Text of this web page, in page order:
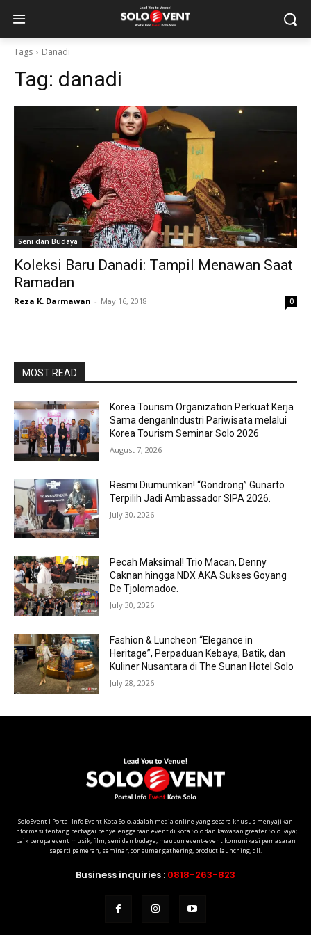
Tags Danadi
Tag: danadi
Seni dan Budaya
Koleksi Baru Danadi: Tampil Menawan Saat
Ramadan
Reza K. Darmawan - May 16, 2018 0
MOST READ
Korea Tourism Organization Perkuat Kerja
Sama denganIndustri Pariwisata melalui
Korea Tourism Seminar Solo 2026
August 7, 2026
Resmi Diumumkan! “Gondrong” Gunarto
Terpilih Jadi Ambassador SIPA 2026.
July 30, 2026
Pecah Maksimal! Trio Macan, Denny
Caknan hingga NDX AKA Sukses Goyang
De Tjolomadoe.
July 30, 2026
Fashion & Luncheon “Elegance in
Heritage”, Perpaduan Kebaya, Batik, dan
Kuliner Nusantara di The Sunan Hotel Solo
July 28, 2026
SoloEvent I Portal Info Event Kota Solo, adalah media online yang secara khusus menyajikan
informasi tentang berbagai penyelenggaraan event di kota Solo dan kawasan greater Solo Raya;
baik berupa event musik, film, seni dan budaya, maupun event-event komunikasi pemasaran
seperti pameran, seminar, consumer gathering, product launching, dll.
Business inquiries : 0818-263-823